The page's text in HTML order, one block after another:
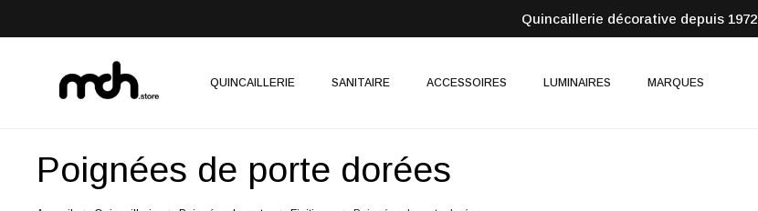
Quincaillerie décorative depuis 1972
QUINCAILLERIE SANITAIRE ACCESSOIRES LUMINAIRES MARQUES
Poignées de porte dorées